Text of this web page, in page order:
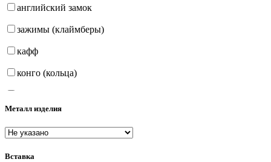
английский замок
зажимы (клаймберы)
кафф
конго (кольца)
пусеты (гвоздики)
Металл изделия
Вставка